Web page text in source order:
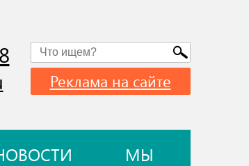
Реклама на сайте
МЫ